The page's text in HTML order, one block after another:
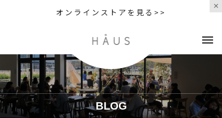
オンラインストアを見る>>
BLOG